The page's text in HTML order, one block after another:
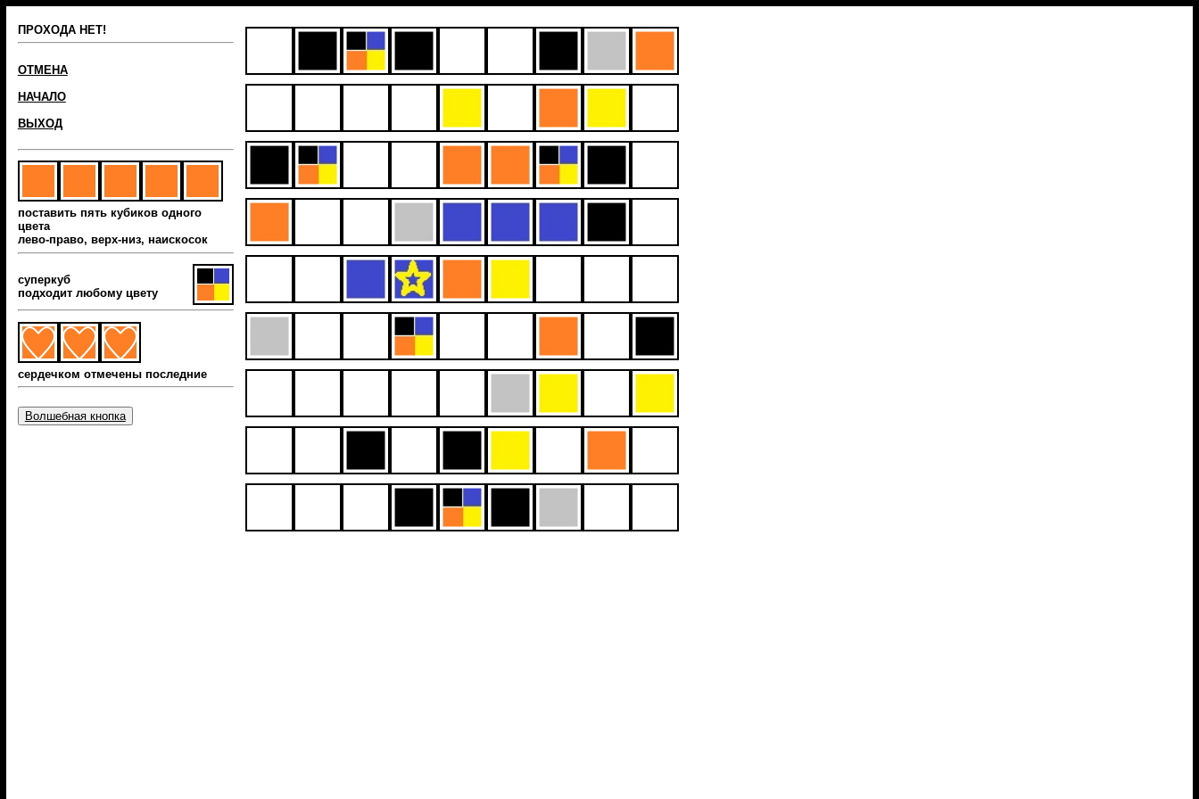
ПРОХОДА НЕТ!
ОТМЕНА
НАЧАЛО
ВЫХОД
поставить пять кубиков одного
цвета
лево-право, верх-низ, наиcкосок
суперкуб
подходит любому цвету
сердечком отмечены последние
Волшебная кнопка